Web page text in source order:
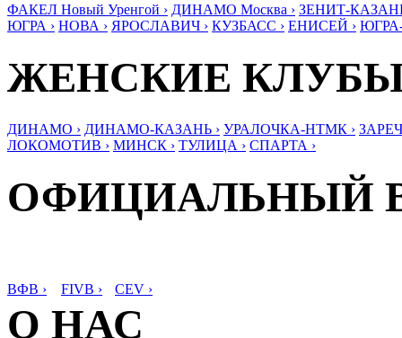
ФАКЕЛ Новый Уренгой › ДИНАМО Москва › ЗЕНИТ-
ЮГРА › НОВА › ЯРОСЛАВИЧ › КУЗБАСС › ЕНИСЕЙ ›
ЖЕНСКИЕ
ДИНАМО › ДИНАМО-КАЗАНЬ › УРАЛОЧКА-НТМК ›
ЛОКОМОТИВ › МИНСК › ТУЛИЦА › СПАРТА ›
ОФИЦИАЛЬНЫЙ
ВФВ › FIVB › CEV ›
О НАС